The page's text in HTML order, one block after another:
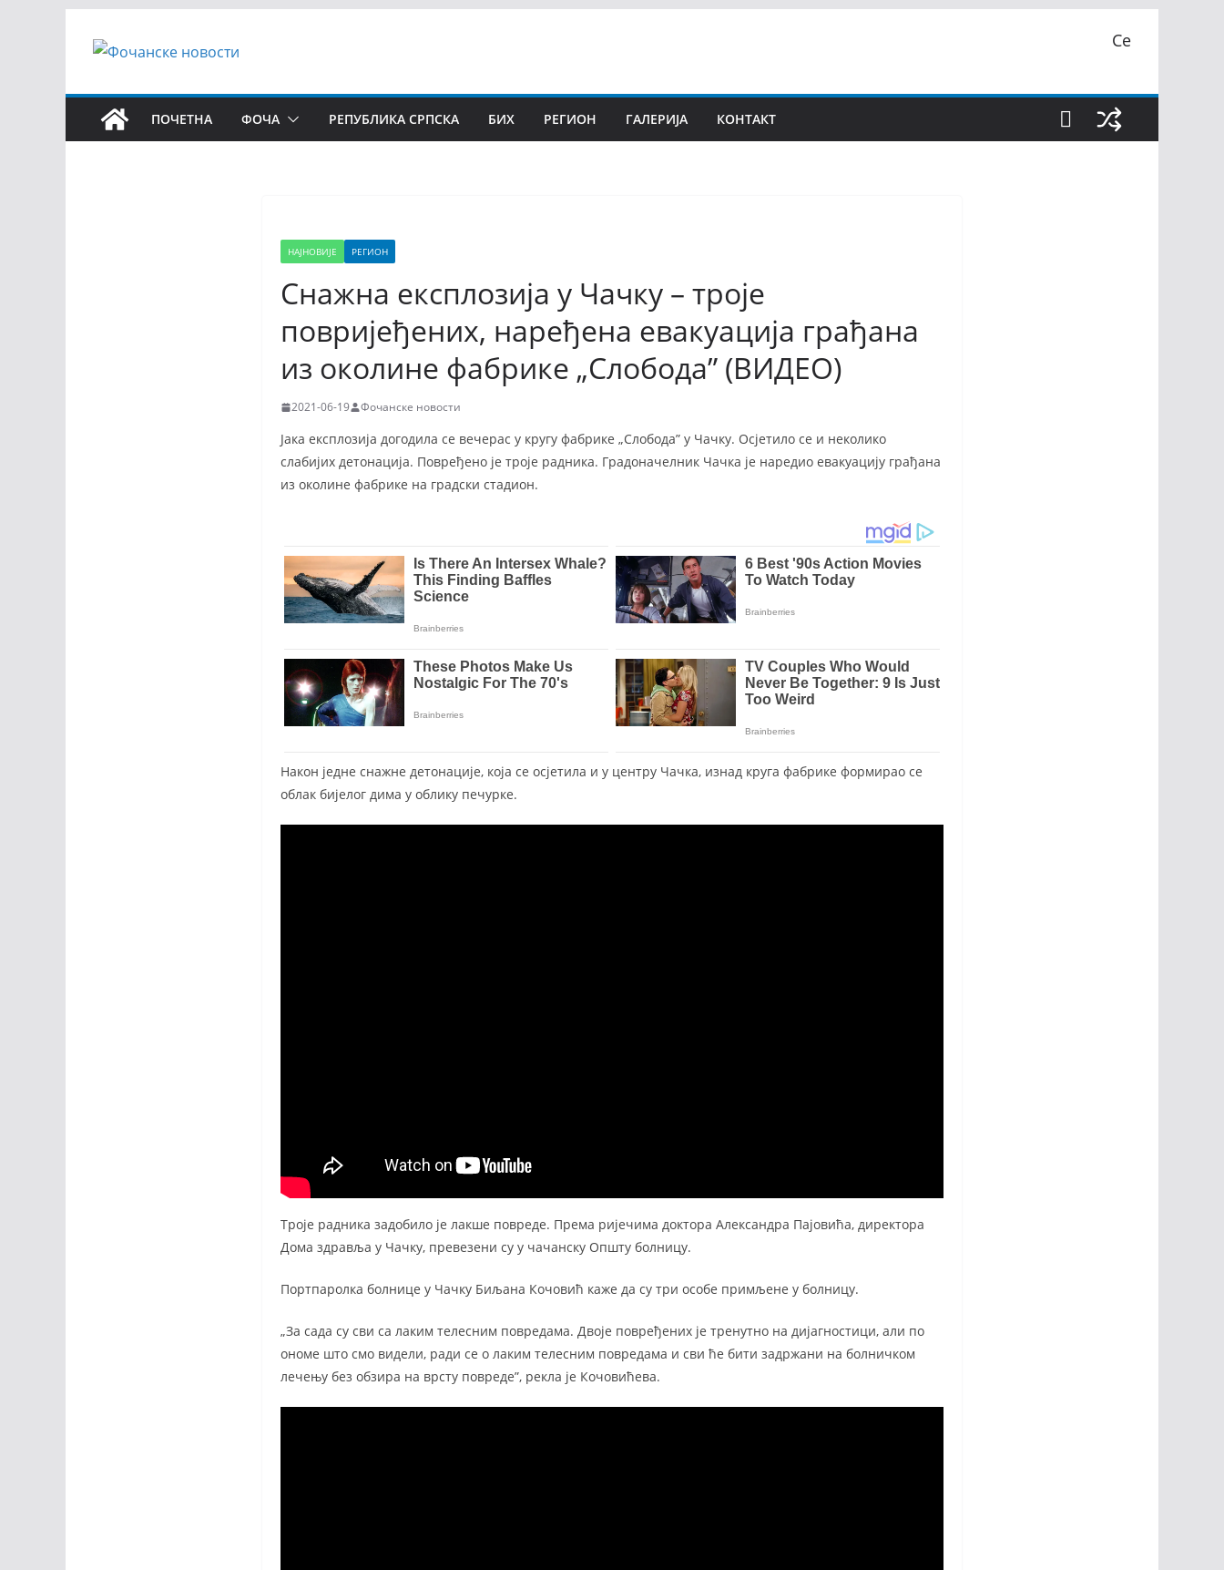
Се
ПОЧЕТНА ФОЧА РЕПУБЛИКА СРПСКА БИХ РЕГИОН ГАЛЕРИЈА КОНТАКТ
НАЈНОВИЈЕ РЕГИОН
Снажна експлозија у Чачку – троје
повријеђених, наређена евакуација грађана
из околине фабрике „Слобода” (ВИДЕО)
2021-06-19 Фочанске новости
Јака експлозија догодила се вечерас у кругу фабрике „Слобода” у Чачку. Осјетило се и неколико
слабијих детонација. Повређено је троје радника. Градоначелник Чачка је наредио евакуацију грађана
из околине фабрике на градски стадион.
Након једне снажне детонације, која се осјетила и у центру Чачка, изнад круга фабрике формирао се
облак бијелог дима у облику печурке.
Троје радника задобило је лакше повреде. Према ријечима доктора Александра Пајовића, директора
Дома здравља у Чачку, превезени су у чачанску Општу болницу.
Портпаролка болнице у Чачку Биљана Кочовић каже да су три особе примљене у болницу.
„За сада су сви са лаким телесним повредама. Двоје повређених је тренутно на дијагностици, али по
ономе што смо видели, ради се о лаким телесним повредама и сви ће бити задржани на болничком
лечењу без обзира на врсту повреде”, рекла је Кочовићева.